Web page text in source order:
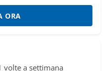
ORA
volte a settimana